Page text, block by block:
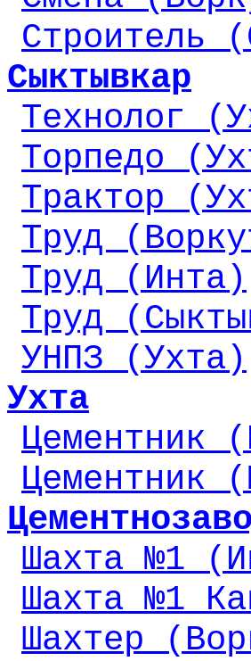
Строитель
Сыктывкар
Технолог
Торпедо
Трактор
Труд
Труд (Инта)
Труд
УНПЗ (Ухта)
Ухта
Цементник
Цементник
Шахта №1
Шахта №1
Шахтер